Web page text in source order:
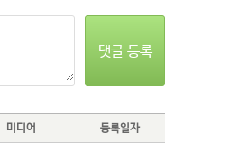
댓글 등록
미디어 등록일자